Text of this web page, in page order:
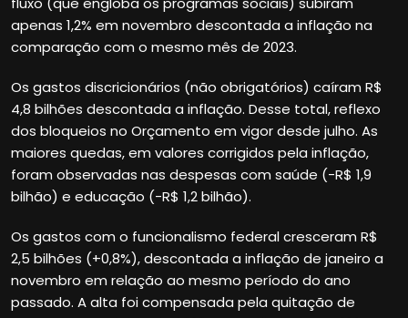
apenas 1,2% em novembro descontada a inflação na
comparação com o mesmo mês de 2023.
Os gastos discricionários (não obrigatórios) caíram R$
4,8 bilhões descontada a inflação. Desse total, reflexo
dos bloqueios no Orçamento em vigor desde julho. As
maiores quedas, em valores corrigidos pela inflação,
foram observadas nas despesas com saúde (-R$ 1,9
bilhão) e educação (-R$ 1,2 bilhão).
Os gastos com o funcionalismo federal cresceram R$
2,5 bilhões (+0,8%), descontada a inflação de janeiro a
novembro em relação ao mesmo período do ano
passado. A alta foi compensada pela quitação de